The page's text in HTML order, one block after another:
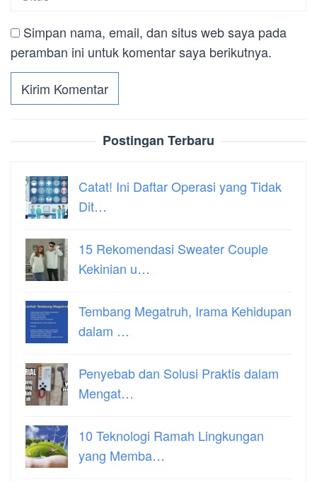
Simpan nama, email, dan situs web saya pada
peramban ini untuk komentar saya berikutnya.
Postingan Terbaru
Catat! Ini Daftar Operasi yang Tidak
Dit…
15 Rekomendasi Sweater Couple
Kekinian u…
Tembang Megatruh, Irama Kehidupan
dalam …
Penyebab dan Solusi Praktis dalam
Mengat…
10 Teknologi Ramah Lingkungan
yang Memba…